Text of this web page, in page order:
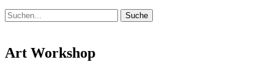
Suchen
Suche
nach:
Art Workshop